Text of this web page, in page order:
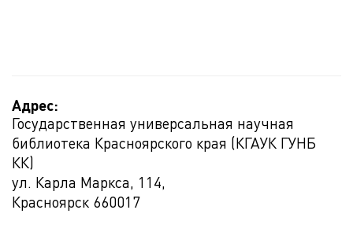
Адрес:
Государственная универсальная научная
библиотека Красноярского края (КГАУК ГУНБ
КК)
ул. Карла Маркса, 114,
Красноярск 660017